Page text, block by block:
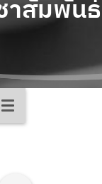
าสัมพันธ์